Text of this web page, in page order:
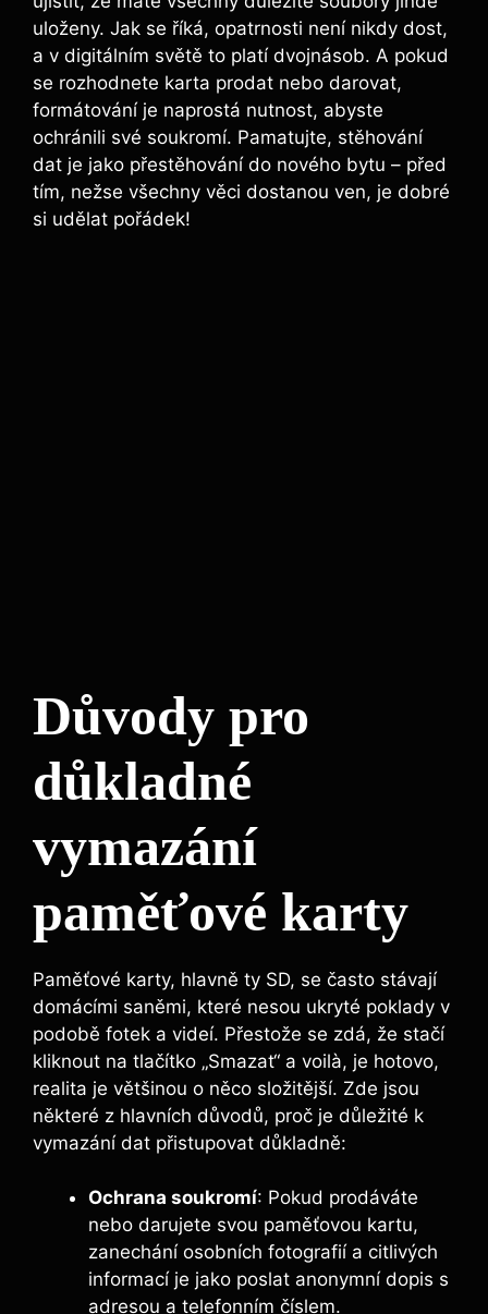
uloženy. Jak se říká, opatrnosti není nikdy dost,‍
a v ⁢digitálním světě‍ to platí dvojnásob. A pokud
se‌ rozhodnete karta prodat nebo darovat,
formátování je naprostá nutnost, abyste
‍ochránili ⁢své soukromí. Pamatujte, stěhování
dat je jako přestěhování ​do nového​ bytu – před
tím, nežse všechny věci dostanou‍ ven, je dobré
si⁢ udělat pořádek!
Důvody pro
důkladné
vymazání
paměťové‍ karty
Paměťové karty, hlavně ty SD, se​ často stávají
domácími saněmi, které‌ nesou ukryté ‍poklady⁢ v
podobě fotek a‌ videí. Přestože se zdá, ⁤že stačí
kliknout na​ tlačítko „Smazat“ ‍a voilà,⁣ je hotovo,‌
realita je většinou o něco složitější. ​Zde jsou
některé z hlavních důvodů, proč​ je důležité k
vymazání dat přistupovat důkladně:
Ochrana soukromí: Pokud prodáváte
nebo darujete svou paměťovou kartu,
zanechání osobních fotografií ‍a citlivých⁤
informací⁣ je jako⁣ poslat anonymní ⁤dopis s
adresou a telefonním číslem.